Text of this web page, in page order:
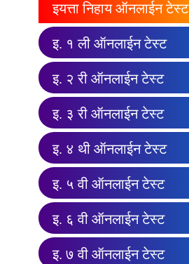
इयत्ता निहाय ऑनलाईन टेस्ट
इ. १ ली ऑनलाईन टेस्ट
इ. २ री ऑनलाईन टेस्ट
इ. ३ री ऑनलाईन टेस्ट
इ. ४ थी ऑनलाईन टेस्ट
इ. ५ वी ऑनलाईन टेस्ट
इ. ६ वी ऑनलाईन टेस्ट
इ. ७ वी ऑनलाईन टेस्ट